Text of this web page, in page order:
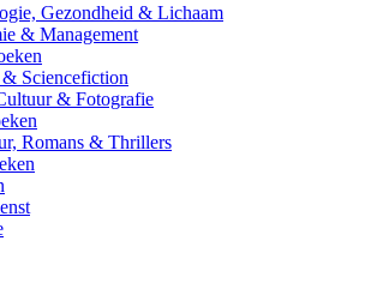
Gezondheid & Lichaam
& Management
& Sciencefiction
& Fotografie
Romans & Thrillers